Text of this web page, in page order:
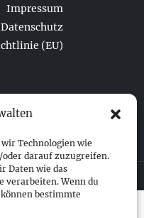
Technologien wie
darauf zuzugreifen.
Daten wie das
verarbeiten. Wenn du
bestimmte
Impressum
Datenschutz
(EU)